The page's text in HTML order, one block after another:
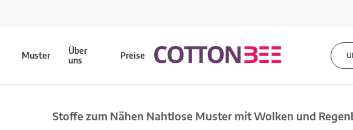
Muster
Über
uns
Preise
Stoffe zum Nähen Nahtlose Muster mit Wolken und